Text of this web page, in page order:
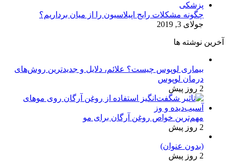
پزشکی
چگونه مشکلات رایج اپیلاسیون را از میان برداریم؟
جولای 3, 2019
آخرین نوشته ها
بیماری لوپوس چیست؟ علائم، دلایل و جدیدترین روش‌های
درمان لوپوس
2 روز پیش
مهم‌ترین خواص روغن آرگان برای مو
2 روز پیش
(بدون عنوان)
2 روز پیش